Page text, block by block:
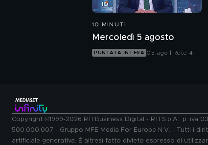
10 MINUTI
Mercoledì 5 agosto
PUNTATA INTERA 05 ago | Rete 4
Copyright ©1999-2026 RTI Business Digital - RTI S.p.A.: p. iva
500.000.007 - Gruppo MFE Media For Europe N.V. - Tutti i
artificiale generativa. È altresì fatto divieto espresso di